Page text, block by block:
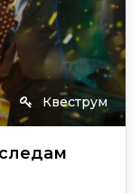
Квеструм